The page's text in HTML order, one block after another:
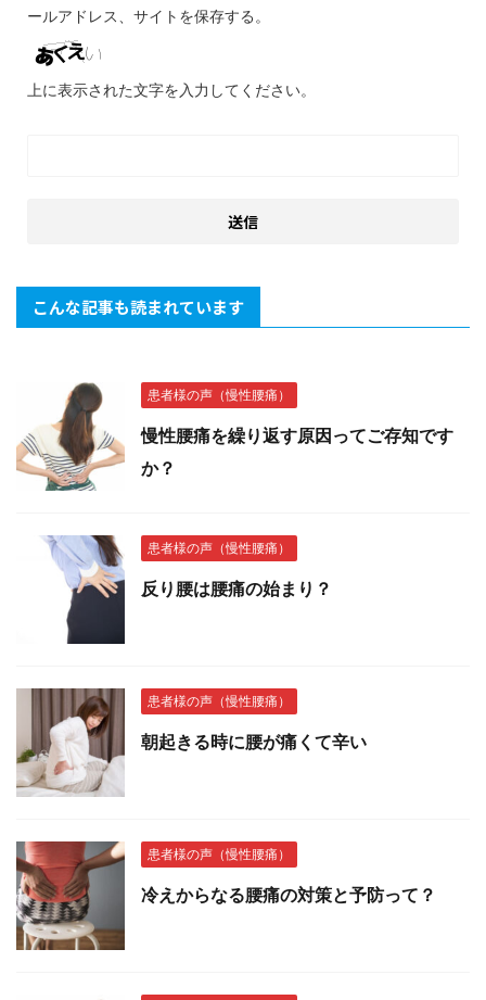
ールアドレス、サイトを保存する。
上に表示された文字を入力してください。
こんな記事も読まれています
患者様の声（慢性腰痛）
慢性腰痛を繰り返す原因ってご存知です
か？
患者様の声（慢性腰痛）
反り腰は腰痛の始まり？
患者様の声（慢性腰痛）
朝起きる時に腰が痛くて辛い
患者様の声（慢性腰痛）
冷えからなる腰痛の対策と予防って？